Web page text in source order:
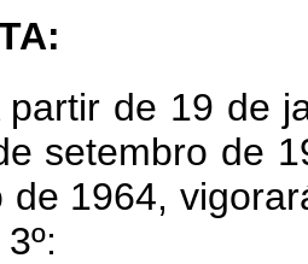
partir de 19 de
setembro de
de 1964,